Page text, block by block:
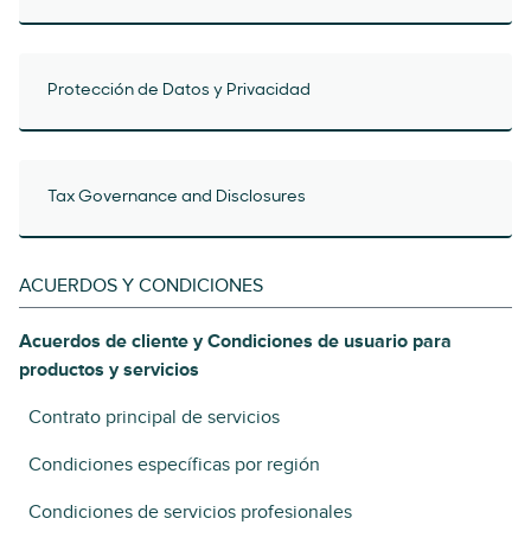
Protección de Datos y Privacidad
Tax Governance and Disclosures
ACUERDOS Y CONDICIONES
Acuerdos de cliente y Condiciones de usuario para
productos y servicios
Contrato principal de servicios
Condiciones específicas por región
Condiciones de servicios profesionales